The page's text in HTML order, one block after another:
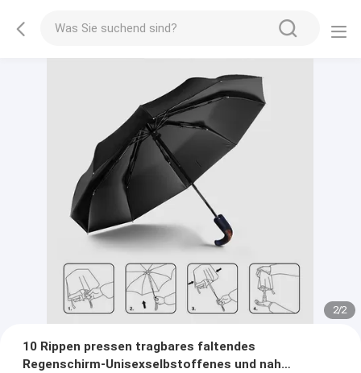
2/2
10 Rippen pressen tragbares faltendes
Regenschirm-Unisexselbstoffenes und nah